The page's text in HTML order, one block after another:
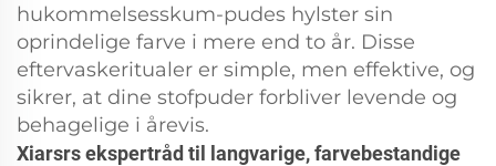
hukommelsesskum-pudes hylster sin
oprindelige farve i mere end to år. Disse
eftervaskeritualer er simple, men effektive, og
sikrer, at dine stofpuder forbliver levende og
behagelige i årevis.
Xiarsrs ekspertråd til langvarige, farvebestandige